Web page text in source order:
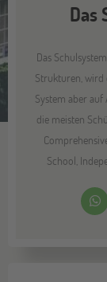
Das
Das
Strukturen, wird
System aber auf
die meisten
School,